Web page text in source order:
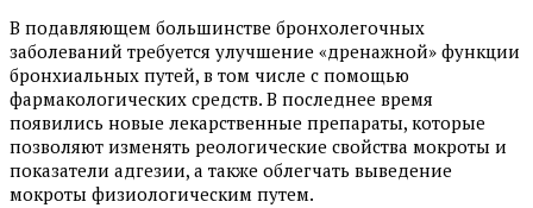
В подавляющем большинстве бронхолегочных
заболеваний требуется улучшение «дренажной» функции
бронхиальных путей, в том числе с помощью
фармакологических средств. В последнее время
появились новые лекарственные препараты, которые
позволяют изменять реологические свойства мокроты и
показатели адгезии, а также облегчать выведение
мокроты физиологическим путем.